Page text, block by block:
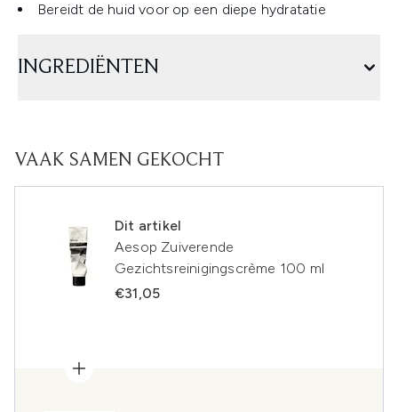
Bereidt de huid voor op een diepe hydratatie
INGREDIËNTEN
VAAK SAMEN GEKOCHT
Dit artikel
Aesop Zuiverende
Gezichtsreinigingscrème 100 ml
€31,05